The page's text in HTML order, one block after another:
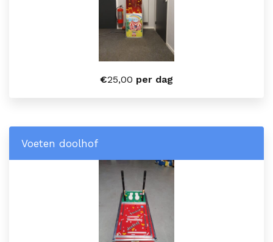
€25,00 per dag
Voeten doolhof